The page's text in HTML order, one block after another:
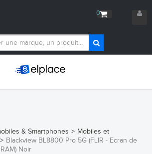
0
& Smartphones > Mobiles et
> Blackview BL8800 Pro 5G (FLIR - Ecran de
Noir